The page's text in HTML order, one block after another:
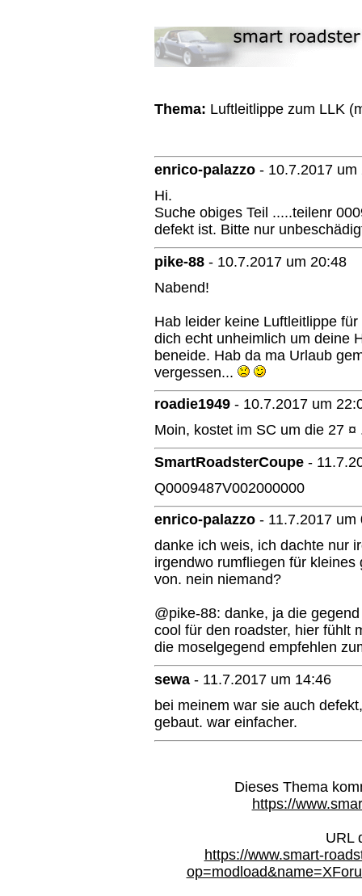
Thema: Luftleitlippe zum LLK
enrico-palazzo - 10.7.2017 um
Hi.
Suche obiges Teil .....teilenr
defekt ist. Bitte nur
pike-88 - 10.7.2017 um 20:48
Nabend!
Hab leider keine Luftleitlippe
dich echt unheimlich um deine
beneide. Hab da ma Urlaub
vergessen...
roadie1949 - 10.7.2017 um
Moin, kostet im SC um die 27
SmartRoadsterCoupe -
Q0009487V002000000
enrico-palazzo - 11.7.2017 um
danke ich weis, ich dachte nur
irgendwo rumfliegen für
von. nein niemand?
@pike-88: danke, ja die
cool für den roadster, hier fühlt
die moselgegend empfehlen
sewa - 11.7.2017 um 14:46
bei meinem war sie auch
gebaut. war einfacher.
Dieses Thema
https://
URL
https://www.smart-